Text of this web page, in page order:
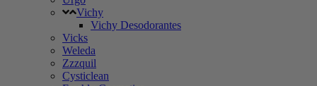
Vichy
Vichy Desodorantes
Vicks
Weleda
Zzzquil
Cysticlean